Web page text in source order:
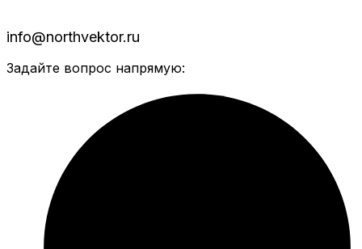
info@northvektor.ru
Задайте вопрос напрямую: